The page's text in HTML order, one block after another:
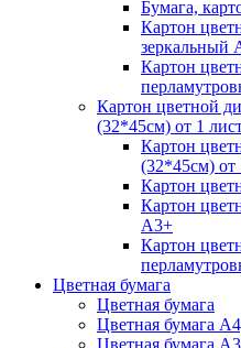
Бумага,
Картон
зеркальный
Картон
Картон цветной
(32*45см) от 1
Картон
(32*45см) от
Картон
Картон
А3+
Картон
Цветная бумага
Цветная бумага
Цветная бумага
Цветная бумага